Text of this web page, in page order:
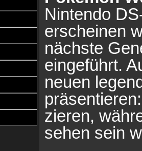
Nintendo
erscheinen
nächste
eingeführt.
neuen
zieren,
sehen sein